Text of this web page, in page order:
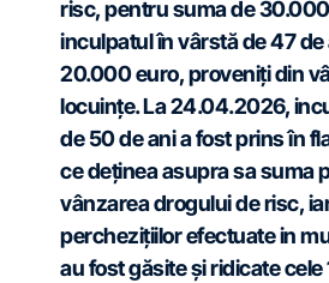
risc, pentru suma de
inculpatul în vârstă de 47 de
20.000 euro, proveniți din
locuințe. La 24.04.2026,
de 50 de ani a fost prins în
ce deținea asupra sa suma
vânzarea drogului de risc,
perchezițiilor efectuate in
au fost găsite și ridicate cele